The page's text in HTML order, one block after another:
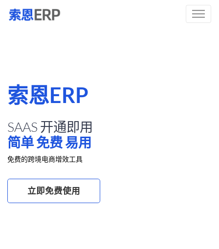
索恩ERP
SAAS 开通即用
简单 免费 易用
免费的跨境电商增效工具
立即免费使用